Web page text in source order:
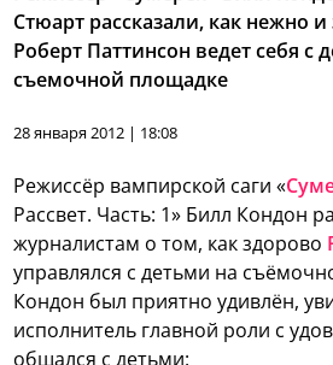
Стюарт рассказали, как нежно
Роберт Паттинсон ведет себя с
съемочной площадке
28 января 2012 | 18:08
Режиссёр вампирской саги «
Рассвет. Часть: 1» Билл Кондон
журналистам о том, как здорово
управлялся с детьми на
Кондон был приятно удивлён,
исполнитель главной роли с
общался с детьми: